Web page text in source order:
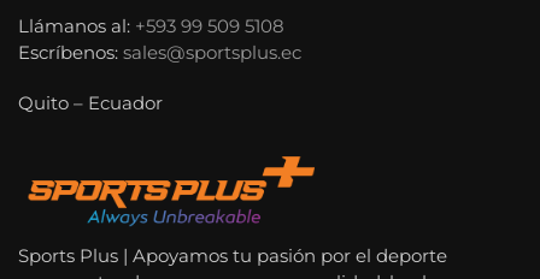
Llámanos al: +593 99 509 5108
Escríbenos: sales@sportsplus.ec
Quito – Ecuador
Sports Plus | Apoyamos tu pasión por el deporte